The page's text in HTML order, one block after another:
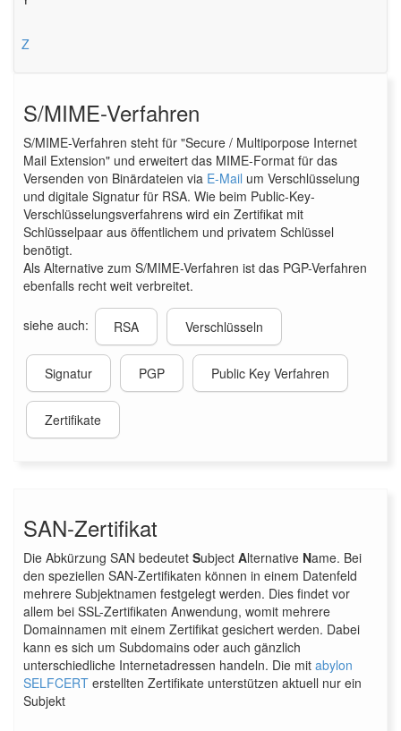
Z
S/MIME-Verfahren
S/MIME-Verfahren steht für "Secure / Multiporpose Internet
Mail Extension" und erweitert das MIME-Format für das
Versenden von Binärdateien via E-Mail um Verschlüsselung
und digitale Signatur für RSA. Wie beim Public-Key-
Verschlüsselungsverfahrens wird ein Zertifikat mit
Schlüsselpaar aus öffentlichem und privatem Schlüssel
benötigt.
Als Alternative zum S/MIME-Verfahren ist das PGP-Verfahren
ebenfalls recht weit verbreitet.
siehe auch: RSA Verschlüsseln
Signatur PGP Public Key Verfahren
Zertifikate
SAN-Zertifikat
Die Abkürzung SAN bedeutet Subject Alternative Name. Bei
den speziellen SAN-Zertifikaten können in einem Datenfeld
mehrere Subjektnamen festgelegt werden. Dies findet vor
allem bei SSL-Zertifikaten Anwendung, womit mehrere
Domainnamen mit einem Zertifikat gesichert werden. Dabei
kann es sich um Subdomains oder auch gänzlich
unterschiedliche Internetadressen handeln. Die mit abylon
SELFCERT erstellten Zertifikate unterstützen aktuell nur ein
Subjekt
.